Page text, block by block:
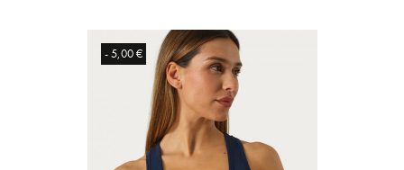
- 5,00 €